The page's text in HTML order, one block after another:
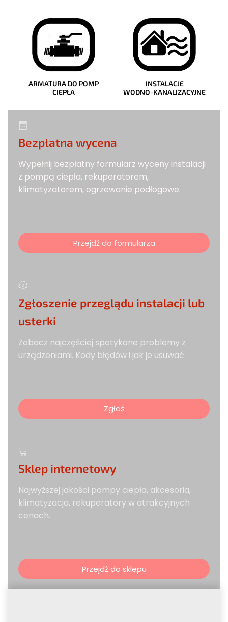
ARMATURA DO POMP
CIEPŁA
INSTALACJE
WODNO-KANALIZACYJNE
Bezpłatna wycena
Wypełnij bezpłatny formularz wyceny instalacji
z pompą ciepła, rekuperatorem,
klimatyzatorem, ogrzewanie podłogowe.
Przejdź do formularza
Zgłoszenie przeglądu instalacji lub
usterki
Zobacz najczęściej spotykane problemy z
urządzeniami. Kody błędów i jak je usuwać.
Zgłoś
Sklep internetowy
Najwyższej jakości pompy ciepła, akcesoria,
klimatyzacja, rekuperatory w atrakcyjnych
cenach.
Przejdź do sklepu